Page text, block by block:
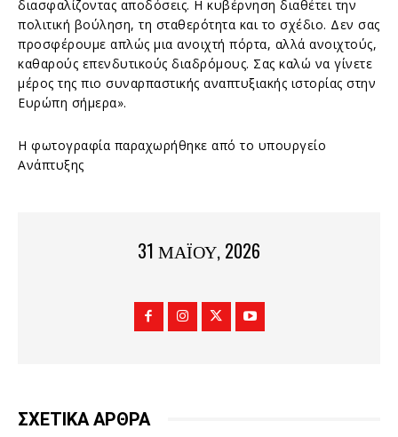
διασφαλίζοντας αποδόσεις. Η κυβέρνηση διαθέτει την
πολιτική βούληση, τη σταθερότητα και το σχέδιο. Δεν σας
προσφέρουμε απλώς μια ανοιχτή πόρτα, αλλά ανοιχτούς,
καθαρούς επενδυτικούς διαδρόμους. Σας καλώ να γίνετε
μέρος της πιο συναρπαστικής αναπτυξιακής ιστορίας στην
Ευρώπη σήμερα».
Η φωτογραφία παραχωρήθηκε από το υπουργείο
Ανάπτυξης
31 ΜΑΪ́ΟΥ, 2026
ΣΧΕΤΙΚΑ ΑΡΘΡΑ